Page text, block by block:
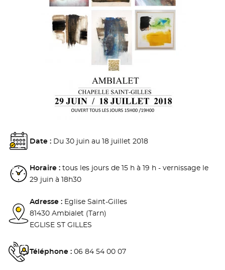
Date : Du 30 juin au 18 juillet 2018
Horaire : tous les jours de 15 h à 19 h - vernissage le
29 juin à 18h30
Adresse : Eglise Saint-Gilles
81430 Ambialet (Tarn)
EGLISE ST GILLES
Téléphone : 06 84 54 00 07